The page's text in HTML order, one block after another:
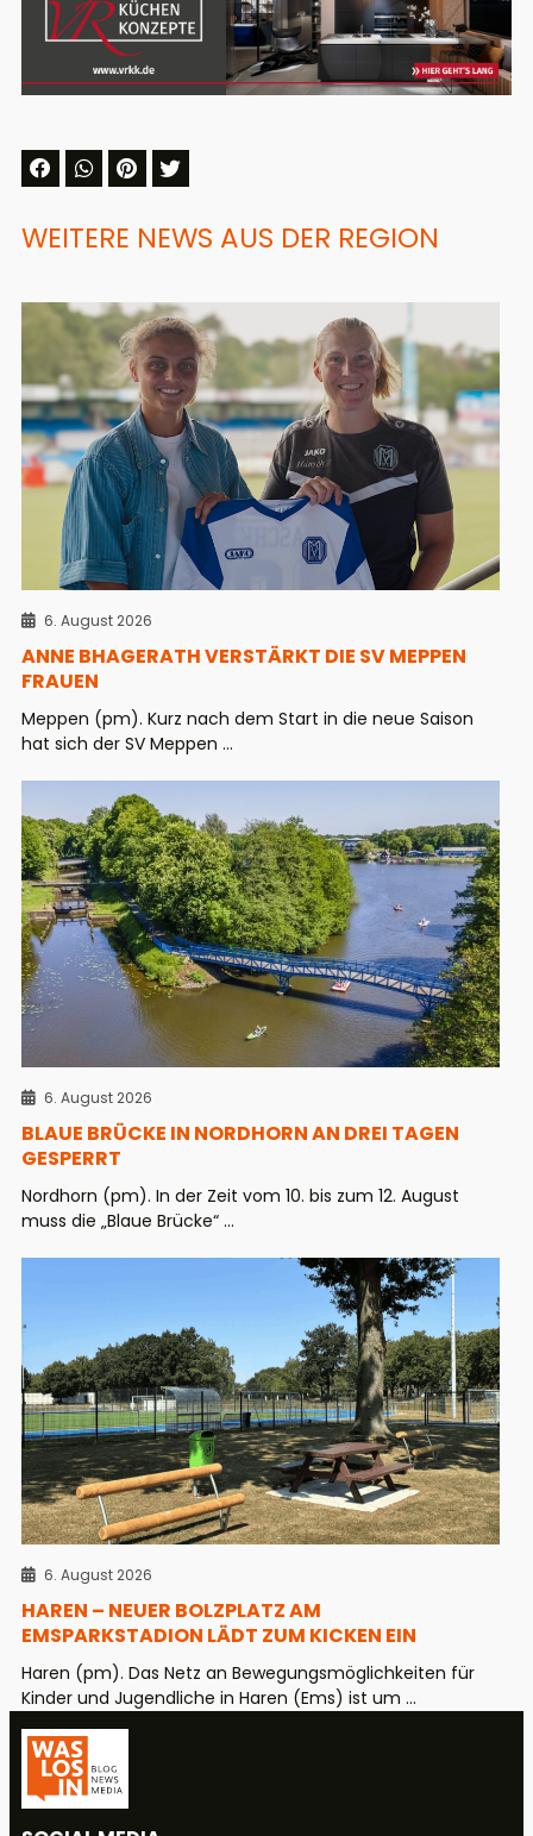
WEITERE NEWS AUS DER REGION
6. August 2026
ANNE BHAGERATH VERSTÄRKT DIE SV MEPPEN
FRAUEN
Meppen (pm). Kurz nach dem Start in die neue Saison
hat sich der SV Meppen ...
6. August 2026
BLAUE BRÜCKE IN NORDHORN AN DREI TAGEN
GESPERRT
Nordhorn (pm). In der Zeit vom 10. bis zum 12. August
muss die „Blaue Brücke“ ...
6. August 2026
HAREN – NEUER BOLZPLATZ AM
EMSPARKSTADION LÄDT ZUM KICKEN EIN
Haren (pm). Das Netz an Bewegungsmöglichkeiten für
Kinder und Jugendliche in Haren (Ems) ist um ...